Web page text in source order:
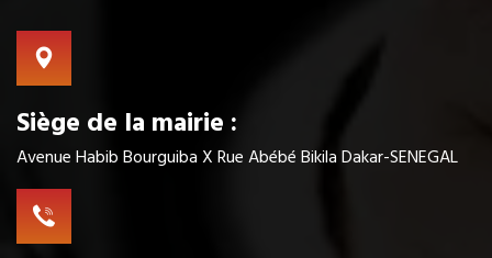
Siège de la mairie :
Avenue Habib Bourguiba X Rue Abébé Bikila Dakar-SENEGAL